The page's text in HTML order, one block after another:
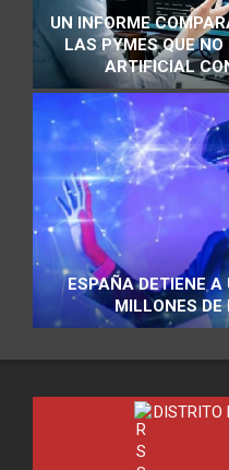
UN INFORME
LAS PYMES QUE
ARTIFICIAL
ESPAÑA DETIENE A
MILLONES DE
DISTRITO